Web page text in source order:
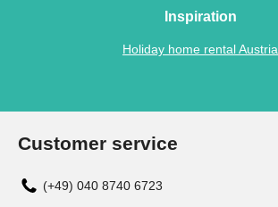
Inspiration
Holiday home rental Austria
Customer service
(+49) 040 8740 6723